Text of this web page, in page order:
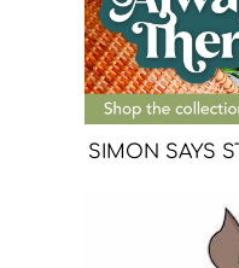
SIMON SAYS